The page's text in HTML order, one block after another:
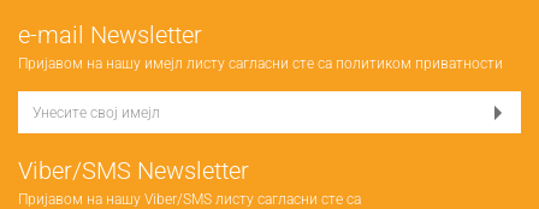
е-mail Newsletter
Пријавом на нашу имејл листу сагласни сте са политиком приватности
Viber/SMS Newsletter
Пријавом на нашу Viber/SMS листу сагласни сте са